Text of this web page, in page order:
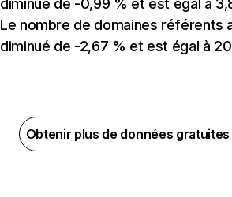
diminué de -0,99 % et est égal à
Le nombre de domaines référents
diminué de -2,67 % et est égal à
Obtenir plus de données